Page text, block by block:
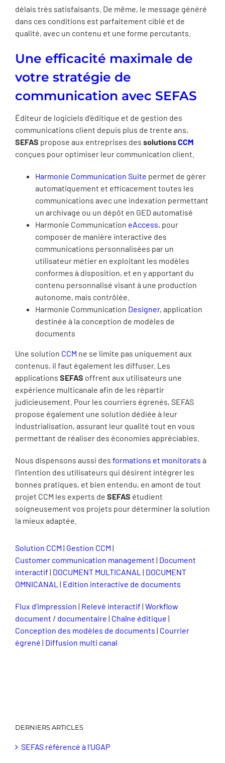
délais très satisfaisants. De même, le message généré
dans ces conditions est parfaitement ciblé et de
qualité, avec un contenu et une forme percutants.
Une efficacité maximale de
votre stratégie de
communication avec SEFAS
Éditeur de logiciels d’éditique et de gestion des
communications client depuis plus de trente ans,
SEFAS propose aux entreprises des solutionsCCM
conçues pour optimiser leur communication client.
Harmonie Communication Suite permet de gérer
automatiquement et efficacement toutes les
communications avec une indexation permettant
un archivage ou un dépôt en GED automatisé
Harmonie Communication eAccess, pour
composer de manière interactive des
communications personnalisées par un
utilisateur métier en exploitant les modèles
conformes à disposition, et en y apportant du
contenu personnalisé visant à une production
autonome, mais contrôlée.
Harmonie Communication Designer, application
destinée à la conception de modèles de
documents
Une solution CCM ne se limite pas uniquement aux
contenus, il faut également les diffuser. Les
applications SEFAS offrent aux utilisateurs une
expérience multicanale afin de les répartir
judicieusement. Pour les courriers égrenés, SEFAS
propose également une solution dédiée à leur
industrialisation, assurant leur qualité tout en vous
permettant de réaliser des économies appréciables.
Nous dispensons aussi des formations et monitorats à
l’intention des utilisateurs qui désirent intégrer les
bonnes pratiques, et bien entendu, en amont de tout
projet CCM les experts de SEFAS étudient
soigneusement vos projets pour déterminer la solution
la mieux adaptée.
Solution CCM | Gestion CCM |
Customer communication management | Document
interactif | DOCUMENT MULTICANAL | DOCUMENT
OMNICANAL | Edition interactive de documents
Flux d’impression | Relevé interactif | Workflow
document / documentaire | Chaîne éditique |
Conception des modèles de documents | Courrier
égrené | Diffusion multi canal
DERNIERS ARTICLES
SEFAS référencé à l’UGAP